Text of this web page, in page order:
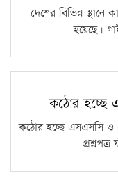
দেশের বিভিন্ন
হয়েছে।
কঠোর হচ্ছে
কঠোর হচ্ছে এসএসসি ও